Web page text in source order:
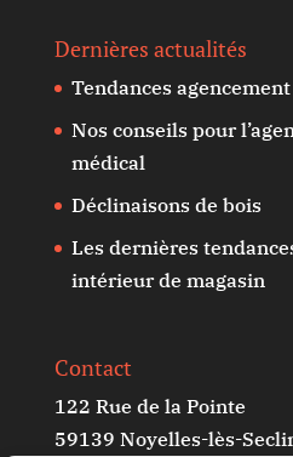
Dernières actualités
Tendances
Nos conseils pour
médical
Déclinaisons de bois
Les dernières
intérieur de magasin
Contact
122 Rue de la Pointe
59139 Noyelles-lès-